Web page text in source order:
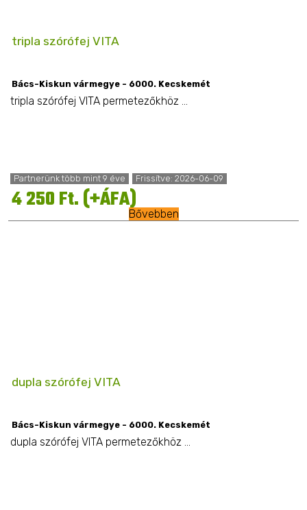
tripla szórófej VITA
Bács-Kiskun vármegye - 6000. Kecskemét
tripla szórófej VITA permetezőkhöz ...
Partnerünk több mint 9 éve Frissítve: 2026-06-09
4 250 Ft. (+ÁFA)Bővebben
dupla szórófej VITA
Bács-Kiskun vármegye - 6000. Kecskemét
dupla szórófej VITA permetezőkhöz ...